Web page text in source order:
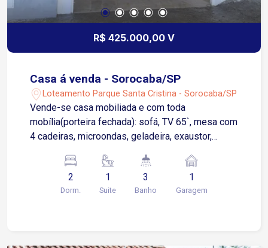
R$ 425.000,00 V
Casa á venda - Sorocaba/SP
Loteamento Parque Santa Cristina - Sorocaba/SP
Vende-se casa mobiliada e com toda
mobília(porteira fechada): sofá, TV 65`, mesa com
4 cadeiras, microondas, geladeira, exaustor,
Queen com cabeceira, máquina de lava e seca. 2
quartos sendo um suite, 1 banheiro social e outro
banheiro, 3 banheiros. Portão automático e
2
Dorm.
1
Suite
3
Banho
1
Garagem